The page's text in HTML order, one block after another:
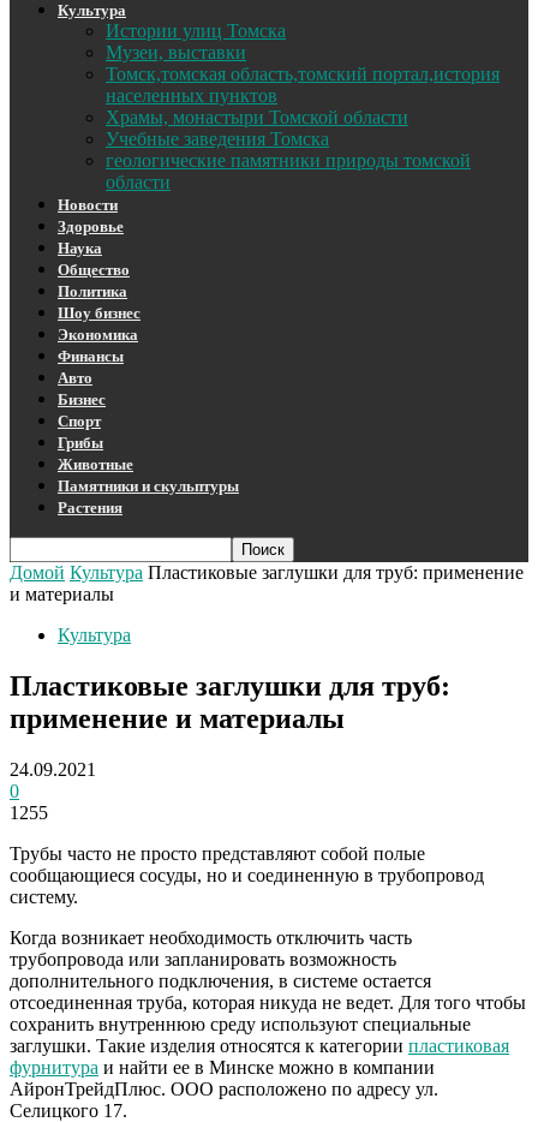
Культура
Истории улиц Томска
Музеи, выставки
Томск,томская область,томский портал,история
населенных пунктов
Храмы, монастыри Томской области
Учебные заведения Томска
геологические памятники природы томской
области
Новости
Здоровье
Наука
Общество
Политика
Шоу бизнес
Экономика
Финансы
Авто
Бизнес
Спорт
Грибы
Животные
Памятники и скульптуры
Растения
Домой Культура Пластиковые заглушки для труб: применение
и материалы
Культура
Пластиковые заглушки для труб:
применение и материалы
24.09.2021
0
1255
Трубы часто не просто представляют собой полые
сообщающиеся сосуды, но и соединенную в трубопровод
систему.
Когда возникает необходимость отключить часть
трубопровода или запланировать возможность
дополнительного подключения, в системе остается
отсоединенная труба, которая никуда не ведет. Для того чтобы
сохранить внутреннюю среду используют специальные
заглушки. Такие изделия относятся к категории пластиковая
фурнитура и найти ее в Минске можно в компании
АйронТрейдПлюс. ООО расположено по адресу ул.
Селицкого 17.